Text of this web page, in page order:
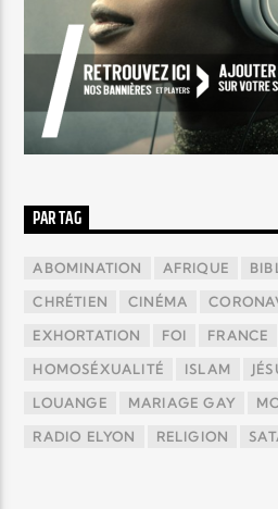
PAR TAG
ABOMINATION AFRIQUE
CHRÉTIEN CINÉMA
EXHORTATION FOI FRANCE
HOMOSÉXUALITÉ ISLAM
LOUANGE MARIAGE GAY
RADIO ELYON RELIGION